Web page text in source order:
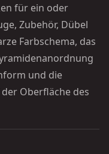
für ein oder
Zubehör, Dübel
Farbschema, das
und die
Oberfläche des